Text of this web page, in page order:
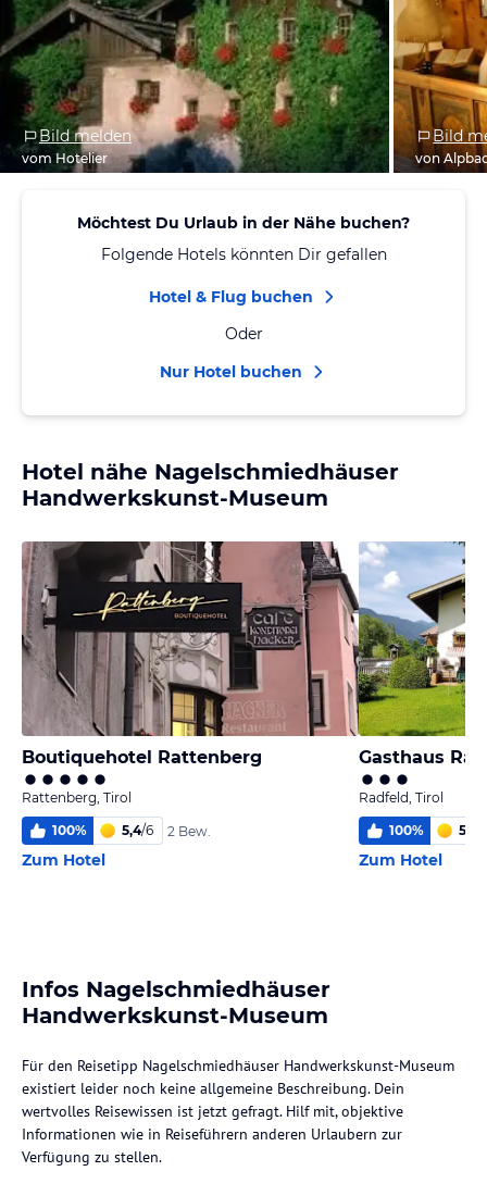
Bild melden
vom Hotelier
Bild
von
Möchtest Du Urlaub in der Nähe buchen?
Folgende Hotels könnten Dir gefallen
Hotel & Flug buchen
Oder
Nur Hotel buchen
Hotel nähe Nagelschmiedhäuser
Handwerkskunst-Museum
Boutiquehotel Rattenberg
Rattenberg, Tirol
100% 5,4/6 2 Bew.
Zum Hotel
Gasthaus
Radfeld, Tirol
100% 5,5
Zum Hotel
Infos Nagelschmiedhäuser
Handwerkskunst-Museum
Für den Reisetipp Nagelschmiedhäuser Handwerkskunst-Museum
existiert leider noch keine allgemeine Beschreibung. Dein
wertvolles Reisewissen ist jetzt gefragt. Hilf mit, objektive
Informationen wie in Reiseführern anderen Urlaubern zur
Verfügung zu stellen.